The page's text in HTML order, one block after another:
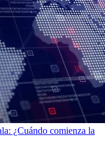
¿Cuándo comienza la